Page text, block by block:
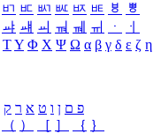
ㅲ ㅳ ㅴ ㅵ ㅶ ㅷ ㅸ
ㅹ
ㆇ ㆈ ㆉ ㆊ ㆋ ㆌ ㆍ
ㆎ
ΤΥ Φ Χ Ψ Ω α β γ δ ε ζ η
פ ם ן ו ט א ר ק
（ ） ［ ］ ｛ ｝